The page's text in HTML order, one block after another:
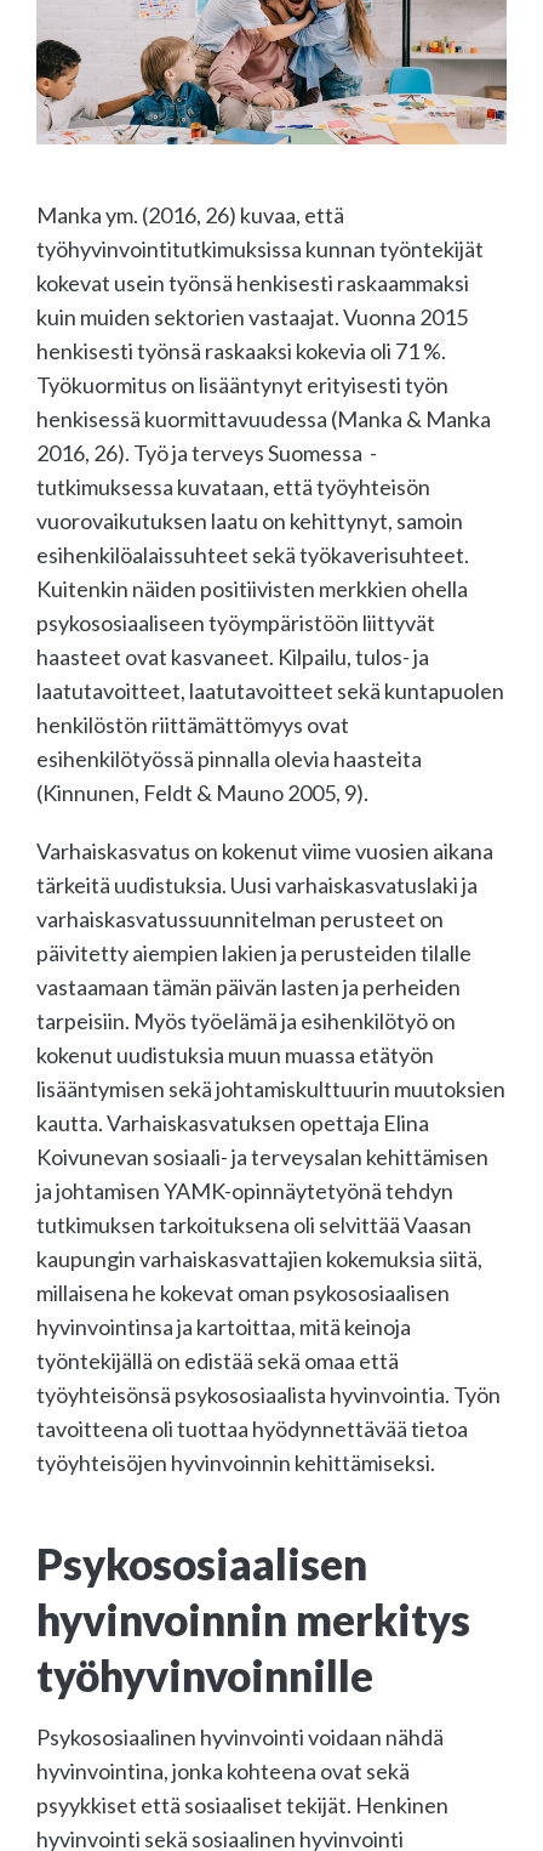
Manka ym. (2016, 26) kuvaa, että
työhyvinvointitutkimuksissa kunnan työntekijät
kokevat usein työnsä henkisesti raskaammaksi
kuin muiden sektorien vastaajat. Vuonna 2015
henkisesti työnsä raskaaksi kokevia oli 71 %.
Työkuormitus on lisääntynyt erityisesti työn
henkisessä kuormittavuudessa (Manka & Manka
2016, 26). Työ ja terveys Suomessa -
tutkimuksessa kuvataan, että työyhteisön
vuorovaikutuksen laatu on kehittynyt, samoin
esihenkilöalaissuhteet sekä työkaverisuhteet.
Kuitenkin näiden positiivisten merkkien ohella
psykososiaaliseen työympäristöön liittyvät
haasteet ovat kasvaneet. Kilpailu, tulos- ja
laatutavoitteet, laatutavoitteet sekä kuntapuolen
henkilöstön riittämättömyys ovat
esihenkilötyössä pinnalla olevia haasteita
(Kinnunen, Feldt & Mauno 2005, 9).
Varhaiskasvatus on kokenut viime vuosien aikana
tärkeitä uudistuksia. Uusi varhaiskasvatuslaki ja
varhaiskasvatussuunnitelman perusteet on
päivitetty aiempien lakien ja perusteiden tilalle
vastaamaan tämän päivän lasten ja perheiden
tarpeisiin. Myös työelämä ja esihenkilötyö on
kokenut uudistuksia muun muassa etätyön
lisääntymisen sekä johtamiskulttuurin muutoksien
kautta. Varhaiskasvatuksen opettaja Elina
Koivunevan sosiaali- ja terveysalan kehittämisen
ja johtamisen YAMK-opinnäytetyönä tehdyn
tutkimuksen tarkoituksena oli selvittää Vaasan
kaupungin varhaiskasvattajien kokemuksia siitä,
millaisena he kokevat oman psykososiaalisen
hyvinvointinsa ja kartoittaa, mitä keinoja
työntekijällä on edistää sekä omaa että
työyhteisönsä psykososiaalista hyvinvointia. Työn
tavoitteena oli tuottaa hyödynnettävää tietoa
työyhteisöjen hyvinvoinnin kehittämiseksi.
Psykososiaalisen
hyvinvoinnin merkitys
työhyvinvoinnille
Psykososiaalinen hyvinvointi voidaan nähdä
hyvinvointina, jonka kohteena ovat sekä
psyykkiset että sosiaaliset tekijät. Henkinen
hyvinvointi sekä sosiaalinen hyvinvointi